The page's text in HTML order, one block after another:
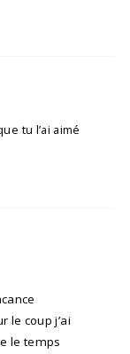
tu l’ai aimé
le coup j’ai
le temps